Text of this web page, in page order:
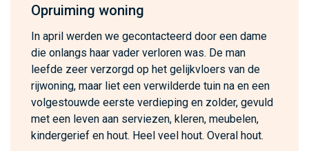
Opruiming woning
In april werden we gecontacteerd door een dame
die onlangs haar vader verloren was. De man
leefde zeer verzorgd op het gelijkvloers van de
rijwoning, maar liet een verwilderde tuin na en een
volgestouwde eerste verdieping en zolder, gevuld
met een leven aan serviezen, kleren, meubelen,
kindergerief en hout. Heel veel hout. Overal hout.